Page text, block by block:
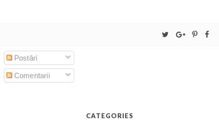
Postări
Comentarii
CATEGORIES